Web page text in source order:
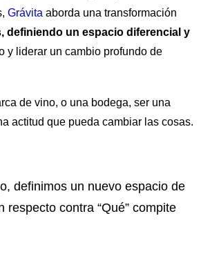
Grávita aborda una transformación
definiendo un espacio diferencial y
y liderar un cambio profundo de
de vino, o una bodega, ser una
actitud que pueda cambiar las cosas.
definimos un nuevo espacio de
contra “Qué” compite